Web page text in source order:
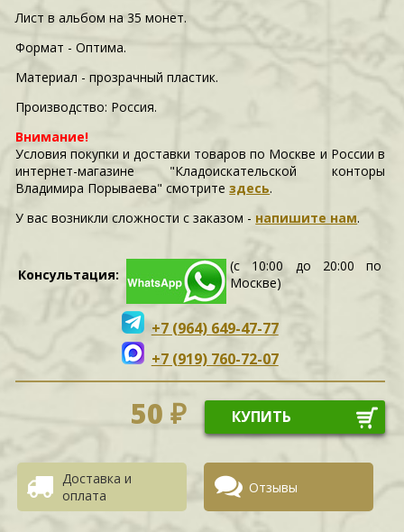
Лист в альбом на 35 монет.
Формат - Оптима.
Материал - прозрачный пластик.
Производство: Россия.
Внимание!
Условия покупки и доставки товаров по Москве и России в
интернет-магазине "Кладоискательской конторы
Владимира Порываева" смотритездесь.
У вас возникли сложности c заказом - напишите нам.
Консультация:
(с 10:00 до 20:00 по
Москве)
+7 (964) 649-47-77
+7 (919) 760-72-07
50 ₽ КУПИТЬ
Доставка и
оплата
Отзывы